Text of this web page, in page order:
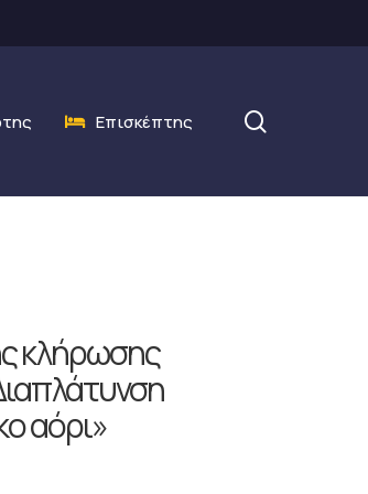
Επισκέπτης
κλήρωσης
αόρι»